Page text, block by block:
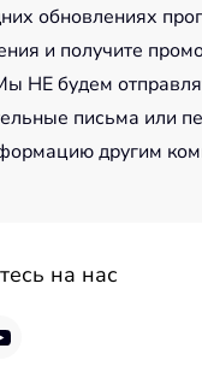
обновлениях
и получите
НЕ будем
письма или
другим
на нас